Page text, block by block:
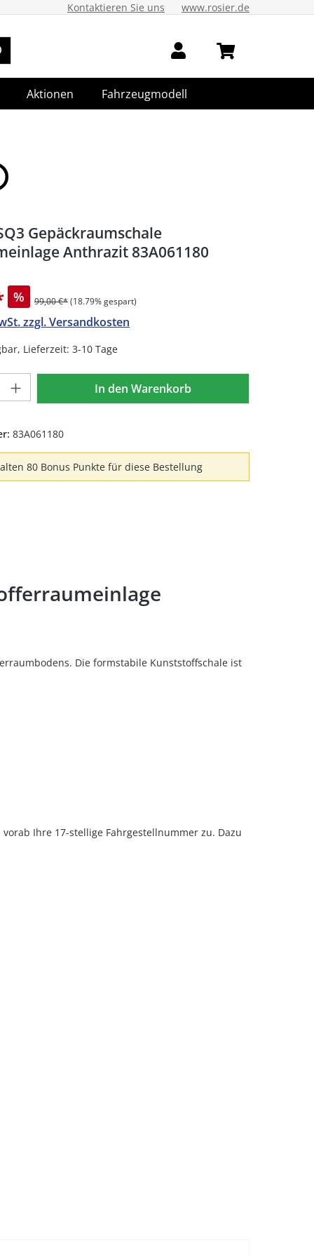
Kontaktieren Sie uns www.rosier.de
Aktionen Fahrzeugmodell
Gepäckraumschale
Anthrazit 83A061180
% 99,00 €*(18.79% gespart)
zzgl. Versandkosten
Lieferzeit: 3-10 Tage
Gib den gewünschten Wert
In den Warenkorb
83A061180
80 Bonus Punkte für diese Bestellung
Die formstabile Kunststoffschale ist
Ihre 17-stellige Fahrgestellnummer zu. Dazu